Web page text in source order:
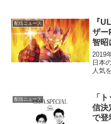
第1
配信ニュース
『
ザー
智昭
2019
日本
人気
野智
した
配信ニュース
「
信決
で登